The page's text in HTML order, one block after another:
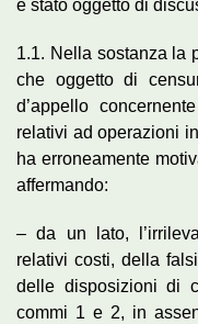
è stato oggetto di
1.1. Nella sostanza la
che oggetto di
d’appello
relativi ad operazioni
ha erroneamente
affermando:
– da un lato,
relativi costi, della
delle disposizioni di
commi 1 e 2, in